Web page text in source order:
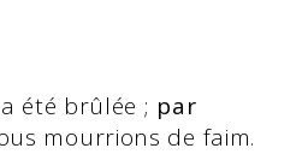
été brûlée ; par
mourrions de faim.